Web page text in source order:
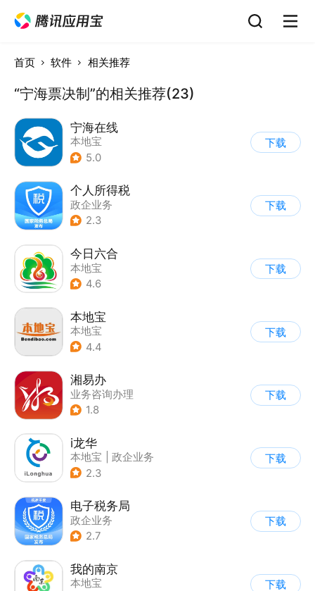
首页 软件 相关推荐
“宁海票决制”的相关推荐(23)
宁海在线
本地宝
5.0
下载
个人所得税
政企业务
2.3
下载
今日六合
本地宝
4.6
下载
本地宝
本地宝
4.4
下载
湘易办
业务咨询办理
1.8
下载
i龙华
本地宝
政企业务
2.3
下载
电子税务局
政企业务
2.7
下载
我的南京
本地宝
下载